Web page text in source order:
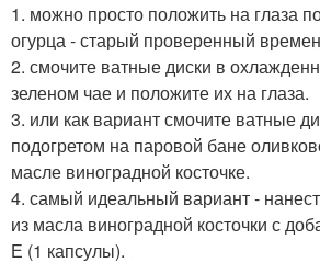
1. можно просто положить на глаза
огурца - старый проверенный
2. смочите ватные диски в
зеленом чае и положите их на глаза.
3. или как вариант смочите ватные
подогретом на паровой бане
масле виноградной косточке.
4. самый идеальный вариант -
из масла виноградной косточки с
Е (1 капсулы).